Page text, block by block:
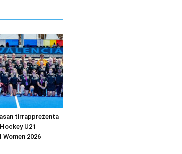
tirrappreżenta
U21
Women 2026